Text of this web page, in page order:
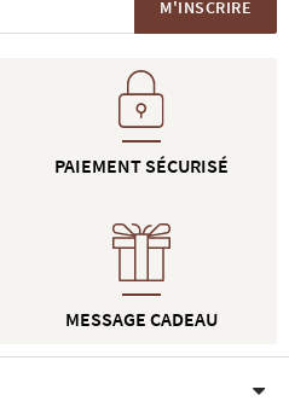
M'INSCRIRE
PAIEMENT SÉCURISÉ
MESSAGE CADEAU